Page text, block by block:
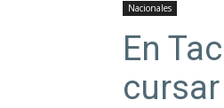
Nacionales
En